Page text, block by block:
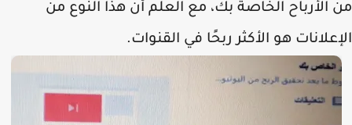
الأرباح الخاصة بك، مع العلم أن هذا النوع من
هو الأكثر ربحًا في القنوات.